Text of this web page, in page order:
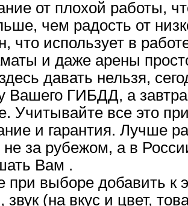
от плохой работы,
чем радость от
что использует в
и даже арены
давать нельзя,
Вашего ГИБДД, а
Учитывайте все это
и гарантия. Лучше
за рубежом, а в
Вам .
выборе добавить к
звук (на вкус и цвет,